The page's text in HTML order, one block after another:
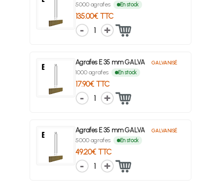
5000 agrafes En stock
135.00€ TTC
1
Agrafes E 35 mm GALVA GALVANISÉ
1000 agrafes En stock
17.90€ TTC
1
Agrafes E 35 mm GALVA GALVANISÉ
5000 agrafes En stock
49.20€ TTC
1